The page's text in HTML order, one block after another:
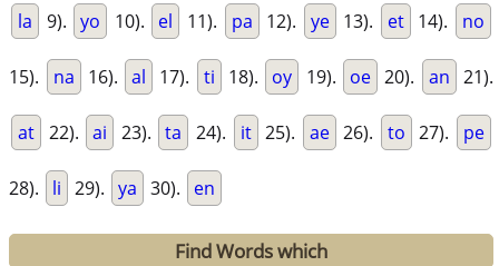
la 9). yo 10). el 11). pa 12). ye 13). et 14). no
15). na 16). al 17). ti 18). oy 19). oe 20). an 21).
at 22). ai 23). ta 24). it 25). ae 26). to 27). pe
28). li 29). ya 30). en
Find Words which